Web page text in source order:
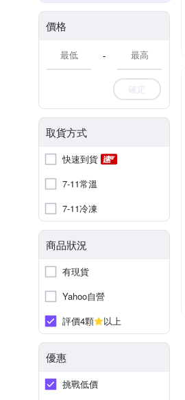
價格
-
確定
取貨方式
快速到貨
7-11常溫
7-11冷凍
商品狀況
有現貨
Yahoo自營
評價4顆
以上
優惠
挑戰低價